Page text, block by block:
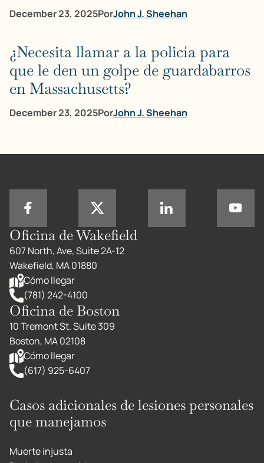
December 23, 2025PorJohn J. Sheehan
¿Necesita llamar a la policía para
que le den un golpe de guardabarros
en Massachusetts?
December 23, 2025PorJohn J. Sheehan
Oficina de Wakefield
607 North, Ave, Suite 2A-12
Wakefield, MA 01880
Cómo llegar
(781) 242-4100
Oficina de Boston
10 Tremont St. Suite 309
Boston, MA 02108
Cómo llegar
(617) 925-6407
Casos adicionales de lesiones personales
que manejamos
Muerte injusta